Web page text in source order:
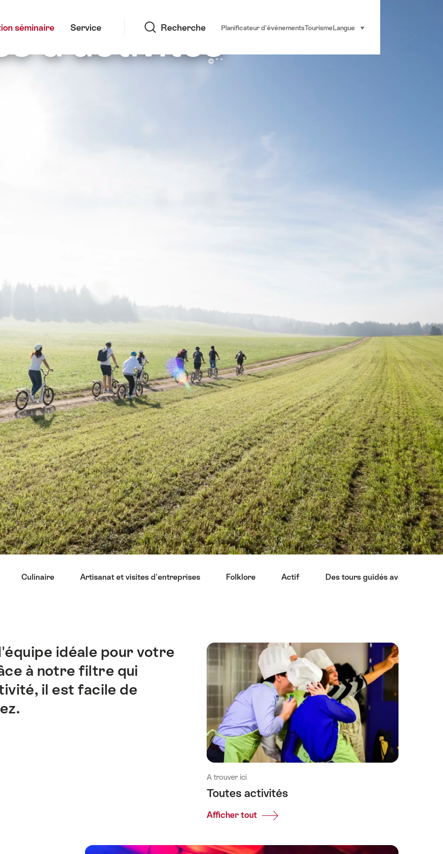
séminaire Service Recherche Planificateur d'événementsTourisme Langue sélectionner (cliquer pour
d'activités​
© " "
Culinaire Artisanat et visites d'entreprises Folklore Actif Des tours guidés avec la
idéale pour votre
à notre filtre qui
il est facile de
A trouver ici
Toutes activités
Afficher tout